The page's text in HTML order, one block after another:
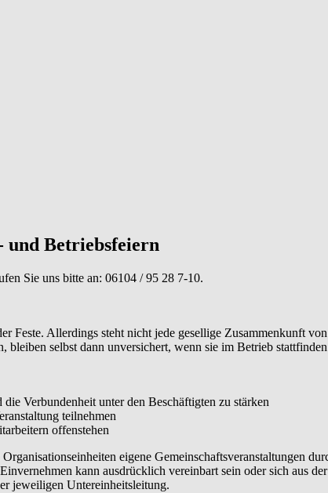
und Betriebsfeiern
Sie uns bitte an: 06104 / 95 28 7-10.
Feste. Allerdings steht nicht jede gesellige Zusammenkunft
selbst dann unversichert, wenn sie im Betrieb
Verbundenheit unter den Beschäftigten zu stärken
teilnehmen
offenstehen
eigene Gemeinschaftsveranstaltungen
kann ausdrücklich vereinbart sein oder sich aus
jeweiligen Untereinheitsleitung.